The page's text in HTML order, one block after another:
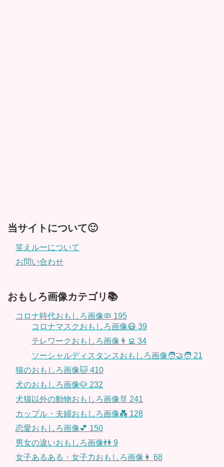
当サイトについて🙂
笑えルーについて
お問い合わせ
おもしろ画像カテゴリ📚
コロナ時代おもしろ画像🦠 195
コロナマスクおもしろ画像😷 39
テレワークおもしろ画像👨‍💻 34
ソーシャルディスタンスおもしろ画像🧑‍🤝‍🧑 21
猫のおもしろ画像🐱 410
犬のおもしろ画像🐶 232
犬猫以外の動物おもしろ画像🐰 241
カップル・夫婦おもしろ画像💑 128
恋愛おもしろ画像💕 150
男女の違いおもしろ画像👫 9
女子あるある・女子力おもしろ画像👩 68